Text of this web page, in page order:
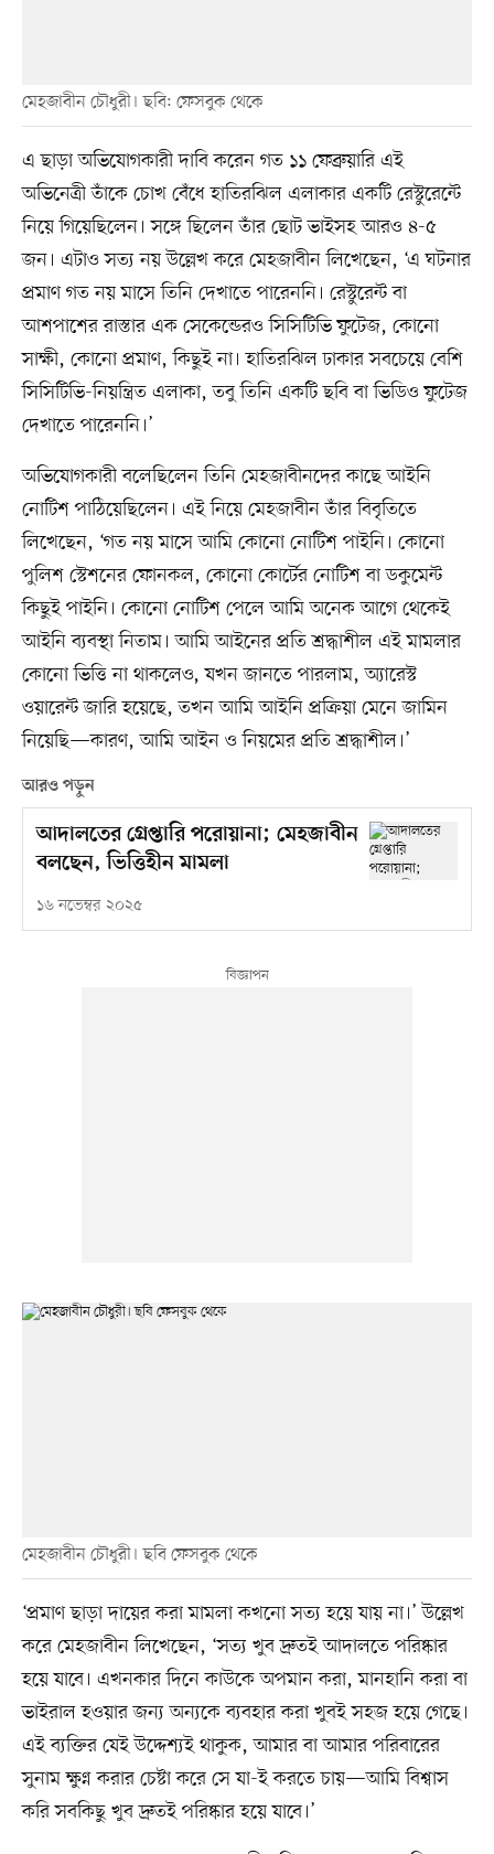
মেহজাবীন চৌধুরী। ছবি: ফেসবুক থেকে
এ ছাড়া অভিযোগকারী দাবি করেন গত ১১ ফেব্রুয়ারি এই
অভিনেত্রী তাঁকে চোখ বেঁধে হাতিরঝিল এলাকার একটি রেস্টুরেন্টে
নিয়ে গিয়েছিলেন। সঙ্গে ছিলেন তাঁর ছোট ভাইসহ আরও ৪-৫
জন। এটাও সত্য নয় উল্লেখ করে মেহজাবীন লিখেছেন, ‘এ ঘটনার
প্রমাণ গত নয় মাসে তিনি দেখাতে পারেননি। রেস্টুরেন্ট বা
আশপাশের রাস্তার এক সেকেন্ডেরও সিসিটিভি ফুটেজ, কোনো
সাক্ষী, কোনো প্রমাণ, কিছুই না। হাতিরঝিল ঢাকার সবচেয়ে বেশি
সিসিটিভি-নিয়ন্ত্রিত এলাকা, তবু তিনি একটি ছবি বা ভিডিও ফুটেজ
দেখাতে পারেননি।’
অভিযোগকারী বলেছিলেন তিনি মেহজাবীনদের কাছে আইনি
নোটিশ পাঠিয়েছিলেন। এই নিয়ে মেহজাবীন তাঁর বিবৃতিতে
লিখেছেন, ‘গত নয় মাসে আমি কোনো নোটিশ পাইনি। কোনো
পুলিশ স্টেশনের ফোনকল, কোনো কোর্টের নোটিশ বা ডকুমেন্ট
কিছুই পাইনি। কোনো নোটিশ পেলে আমি অনেক আগে থেকেই
আইনি ব্যবস্থা নিতাম। আমি আইনের প্রতি শ্রদ্ধাশীল এই মামলার
কোনো ভিত্তি না থাকলেও, যখন জানতে পারলাম, অ্যারেস্ট
ওয়ারেন্ট জারি হয়েছে, তখন আমি আইনি প্রক্রিয়া মেনে জামিন
নিয়েছি—কারণ, আমি আইন ও নিয়মের প্রতি শ্রদ্ধাশীল।’
আরও পড়ুন
আদালতের গ্রেপ্তারি পরোয়ানা; মেহজাবীন
বলছেন, ভিত্তিহীন মামলা
১৬ নভেম্বর ২০২৫
মেহজাবীন চৌধুরী। ছবি ফেসবুক থেকে
‘প্রমাণ ছাড়া দায়ের করা মামলা কখনো সত্য হয়ে যায় না।’ উল্লেখ
করে মেহজাবীন লিখেছেন, ‘সত্য খুব দ্রুতই আদালতে পরিষ্কার
হয়ে যাবে। এখনকার দিনে কাউকে অপমান করা, মানহানি করা বা
ভাইরাল হওয়ার জন্য অন্যকে ব্যবহার করা খুবই সহজ হয়ে গেছে।
এই ব্যক্তির যেই উদ্দেশ্যই থাকুক, আমার বা আমার পরিবারের
সুনাম ক্ষুণ্ন করার চেষ্টা করে সে যা-ই করতে চায়—আমি বিশ্বাস
করি সবকিছু খুব দ্রুতই পরিষ্কার হয়ে যাবে।’